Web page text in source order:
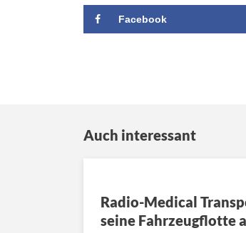
Facebook
Auch interessant
Radio-Medical
seine Fahrzeugflotte